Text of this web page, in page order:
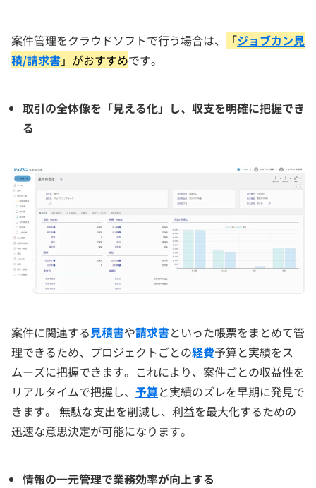
案件管理をクラウドソフトで行う場合は、 「ジョブカン見
積/請求書」がおすすめです。
取引の全体像を「見える化」し、収支を明確に把握でき
る
案件に関連する見積書や請求書といった帳票をまとめて管
理できるため、プロジェクトごとの経費予算と実績をス
ムーズに把握できます。これにより、案件ごとの収益性を
リアルタイムで把握し、 予算と実績のズレを早期に発見で
きます。 無駄な支出を削減し、利益を最大化するための
迅速な意思決定が可能になります。
情報の一元管理で業務効率が向上する